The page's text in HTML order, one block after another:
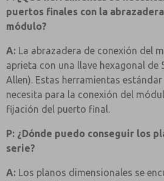
puertos finales con la
módulo?
A: La abrazadera de conexión del
aprieta con una llave hexagonal de
Allen). Estas herramientas
necesita para la conexión del
fijación del puerto final.
P: ¿Dónde puedo conseguir los
serie?
A: Los planos dimensionales se